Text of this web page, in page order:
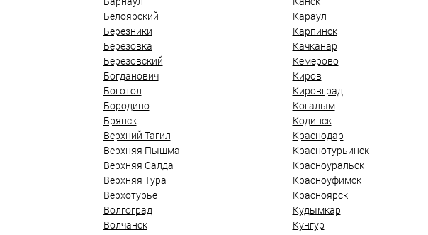
Белоярский
Березники
Березовка
Березовский
Богданович
Боготол
Бородино
Брянск
Верхний Тагил
Верхняя Пышма
Верхняя Салда
Верхняя Тура
Верхотурье
Волгоград
Волчанск
Караул
Карпинск
Качканар
Кемерово
Киров
Кировград
Когалым
Кодинск
Краснодар
Краснотурьинск
Красноуральск
Красноуфимск
Красноярск
Кудымкар
Кунгур